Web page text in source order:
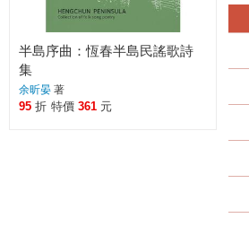
半島序曲：恆春半島民謠歌詩
集
余昕晏 著
95 折 特價 361 元